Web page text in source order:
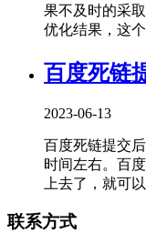
果不及时的采
优化结果，这
百度死链
2023-06-13
百度死链提交
时间左右。百
上去了，就可
联系方式